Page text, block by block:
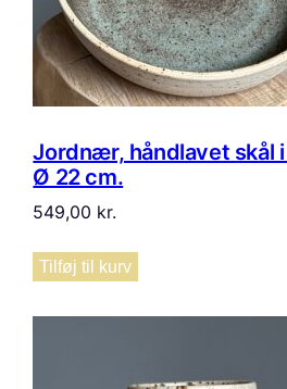
Jordnær, håndlavet skål
Ø 22 cm.
549,00 kr.
Tilføj til kurv